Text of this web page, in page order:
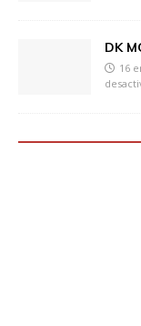
DK
16